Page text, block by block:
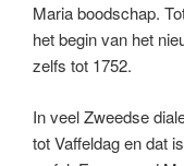
Maria boodschap.
het begin van het
zelfs tot 1752.
In veel Zweedse
tot Vaffeldag en dat